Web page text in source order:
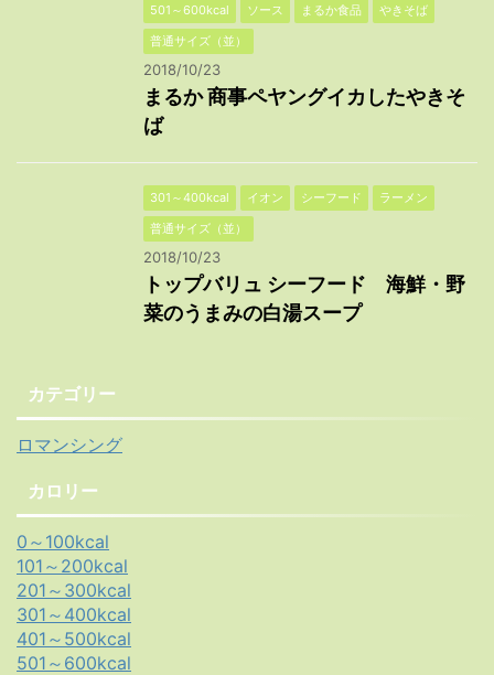
501～600kcal ソース まるか食品
やきそば
普通サイズ（並）
2018/10/23
まるか 商事ペヤングイカしたやきそ
ば
301～400kcal イオン シーフード
ラーメン
普通サイズ（並）
2018/10/23
トップバリュ シーフード 海鮮・野
菜のうまみの白湯スープ
カテゴリー
ロマンシング
カロリー
0～100kcal
101～200kcal
201～300kcal
301～400kcal
401～500kcal
501～600kcal